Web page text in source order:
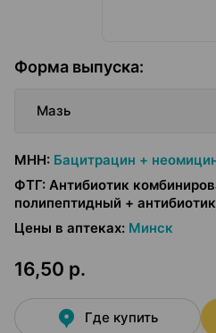
Форма выпуска:
Мазь
МНН: Бацитрацин +
ФТГ: Антибиотик
полипептидный +
Цены в аптеках: Минск
16,50 р.
Где купить